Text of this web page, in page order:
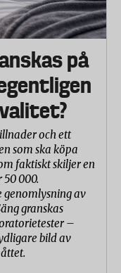
på
och ett
som ska köpa
faktiskt skiljer en
000.
genomlysning av
granskas
–
bild av